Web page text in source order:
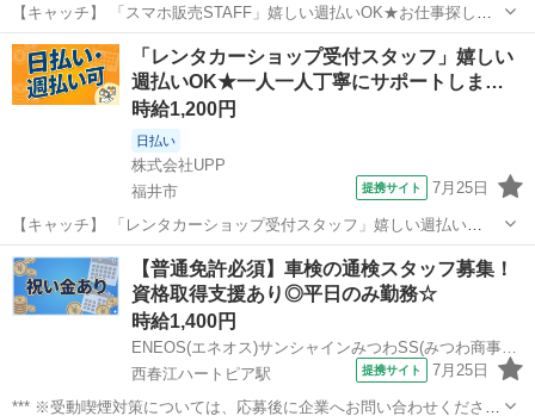
【キャッチ】 「スマホ販売STAFF」嬉しい週払いOK★お仕事探しか
ら就業後まで徹底サポート！20代/30代/40代中心に活躍中◎働きやす
い環境で安定してお仕事できます♪ 【コメント】 週払い制度完備！ 履
歴書も来社も不要...
福井 福井市 その他
「レンタカーショップ受付スタッフ」嬉しい
週払いOK★一人一人丁寧にサポートしま…
時給1,200円
日払い
株式会社UPP
福井市
提携サイト 7月25日
【キャッチ】 「レンタカーショップ受付スタッフ」嬉しい週払い
OK★一人一人丁寧にサポートします♪20代～40代中心に幅広く活躍中
★充実の福利厚生が自慢です★ 【コメント】 幅広い世代のスタッフさ
んが活躍中◎ #未経験から...
福井 福井市 その他
【普通免許必須】車検の通検スタッフ募集！
資格取得支援あり◎平日のみ勤務☆
時給1,400円
ENEOS(エネオス)サンシャインみつわSS(みつわ商事有限会社)
西春江ハートピア駅
提携サイト 7月25日
*** ※受動喫煙対策については、応募後に企業へお問い合わせくださ